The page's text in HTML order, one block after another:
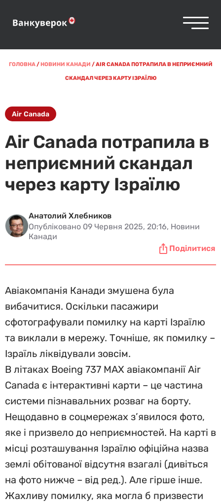
ГОЛОВНА/НОВИНИ КАНАДИ /AIR CANADA ПОТРАПИЛА В НЕПРИЄМНИЙ
СКАНДАЛ ЧЕРЕЗ КАРТУ ІЗРАЇЛЮ
Air Canada
Air Canada потрапила в
неприємний скандал
через карту Ізраїлю
Анатолий Хлебников
Опубліковано 09 Червня 2025, 20:16, Новини
Канади
Поділитися
Авіакомпанія Канади змушена була
вибачитися. Оскільки пасажири
сфотографували помилку на карті Ізраїлю
та виклали в мережу. Точніше, як помилку –
Ізраїль ліквідували зовсім.
В літаках Boeing 737 MAX авіакомпанії Air
Canada є інтерактивні карти – це частина
системи пізнавальних розваг на борту.
Нещодавно в соцмережах з’явилося фото,
яке і призвело до неприємностей. На карті в
місці розташування Ізраїлю офіційна назва
землі обітованої відсутня взагалі (дивіться
на фото нижче – від ред.). Але гірше інше.
Жахливу помилку, яка могла б призвести